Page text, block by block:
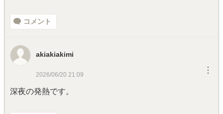
コメント
akiakiakimi
2026/06/20 21:09 ︙
深夜の発熱です。